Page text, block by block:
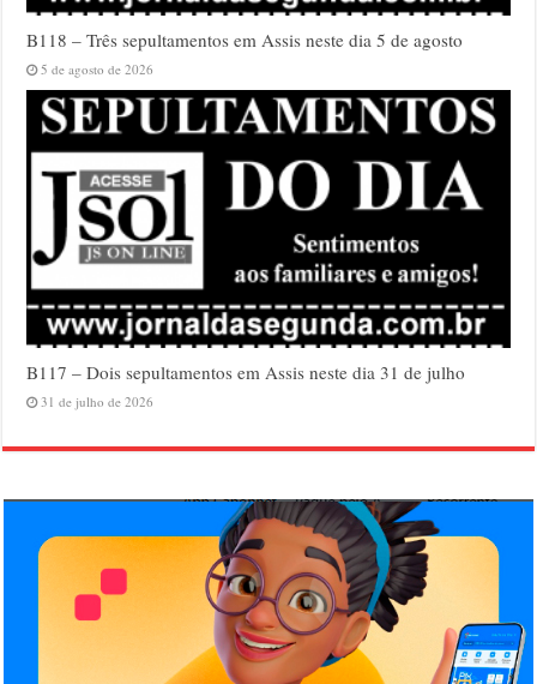
B118 – Três sepultamentos em Assis neste dia 5 de agosto
5 de agosto de 2026
B117 – Dois sepultamentos em Assis neste dia 31 de julho
31 de julho de 2026